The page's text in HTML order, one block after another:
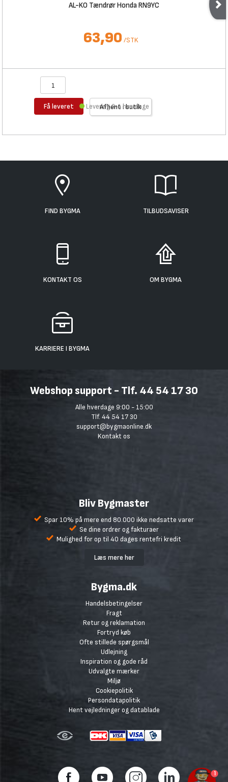
AL-KO Tændrør Honda RN9YC
63,90 /STK
Få leveret Afhent i butik
Levering 3-4 hverdage
FIND BYGMA TILBUDSAVISER
KONTAKT OS OM BYGMA
KARRIERE I BYGMA
Webshop support - Tlf. 44 54 17 30
Alle hverdage 9:00 - 15:00
Tlf. 44 54 17 30
support@bygmaonline.dk
Kontakt os
Bliv Bygmaster
Spar 10% på mere end 80.000 ikke nedsatte varer
Se dine ordrer og fakturaer
Mulighed for op til 40 dages rentefri kredit
Læs mere her
Bygma.dk
Handelsbetingelser
Fragt
Retur og reklamation
Fortryd køb
Ofte stillede spørgsmål
Udlejning
Inspiration og gode råd
Udvalgte mærker
Miljø
Cookiepolitik
Persondatapolitik
Hent vejledninger og datablade
1